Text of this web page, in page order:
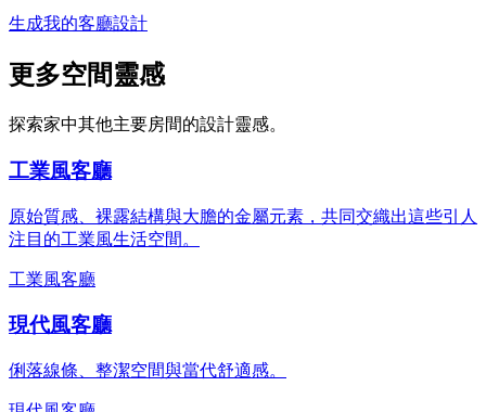
生成我的客廳設計
更多空間靈感
探索家中其他主要房間的設計靈感。
工業風客廳
原始質感、裸露結構與大膽的金屬元素，共同交織出這些引人
注目的工業風生活空間。
工業風客廳
現代風客廳
俐落線條、整潔空間與當代舒適感。